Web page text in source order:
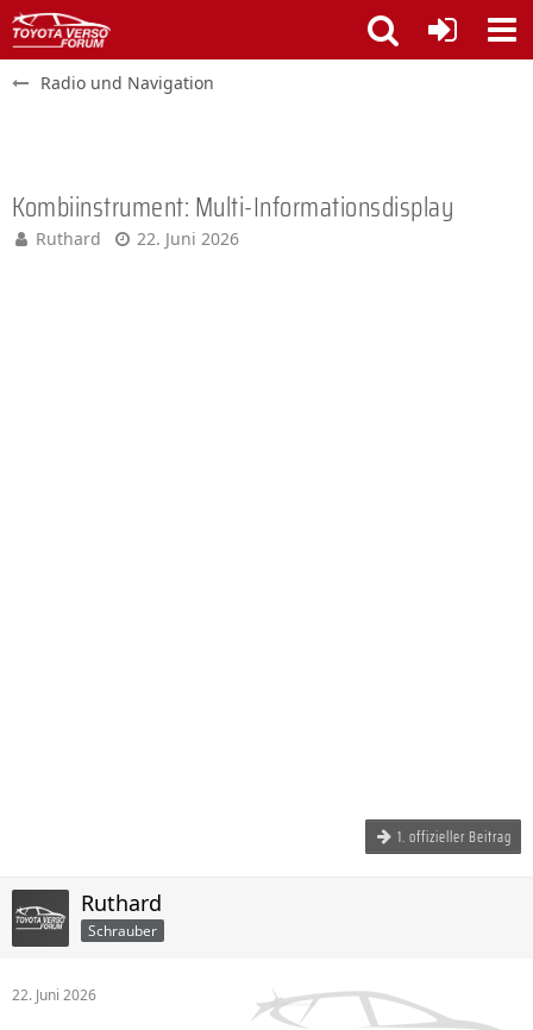
Radio und Navigation
Kombiinstrument: Multi-Informationsdisplay
Ruthard 22. Juni 2026
1. offizieller Beitrag
Ruthard
Schrauber
22. Juni 2026